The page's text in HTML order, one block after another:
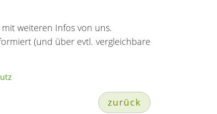
weiteren Infos von uns.
(und über evtl. vergleichbare
zurück